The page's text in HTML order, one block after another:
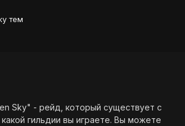
тем
Sky" - рейд, который существует с
гильдии вы играете. Вы можете